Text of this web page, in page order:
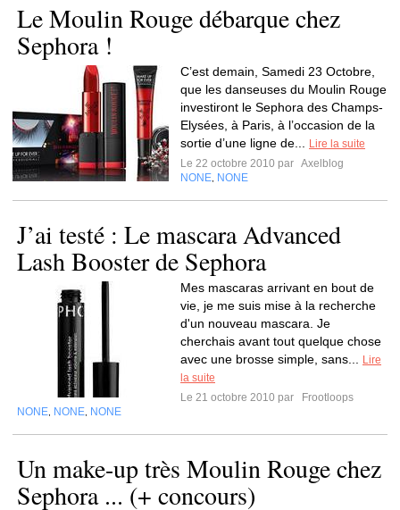
Le Moulin Rouge débarque chez
Sephora !
C’est demain, Samedi 23 Octobre,
que les danseuses du Moulin Rouge
investiront le Sephora des Champs-
Elysées, à Paris, à l’occasion de la
sortie d’une ligne de...
Lire la suite
Le 22 octobre 2010 par Axelblog
NONE NONE
J’ai testé : Le mascara Advanced
Lash Booster de Sephora
Mes mascaras arrivant en bout de
vie, je me suis mise à la recherche
d'un nouveau mascara. Je
cherchais avant tout quelque chose
avec une brosse simple, sans...
Lire
la suite
Le 21 octobre 2010 par
Frootloops
NONE NONE NONE
Un make-up très Moulin Rouge chez
Sephora ... (+ concours)